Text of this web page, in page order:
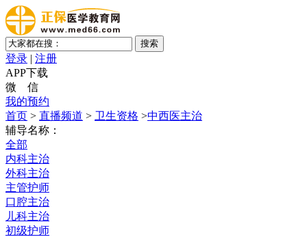
登录 | 注册
APP下载
微 信
我的预约
首页 > 直播频道 > 卫生资格 >中西医主治
辅导名称：
全部
内科主治
外科主治
主管护师
口腔主治
儿科主治
初级护师